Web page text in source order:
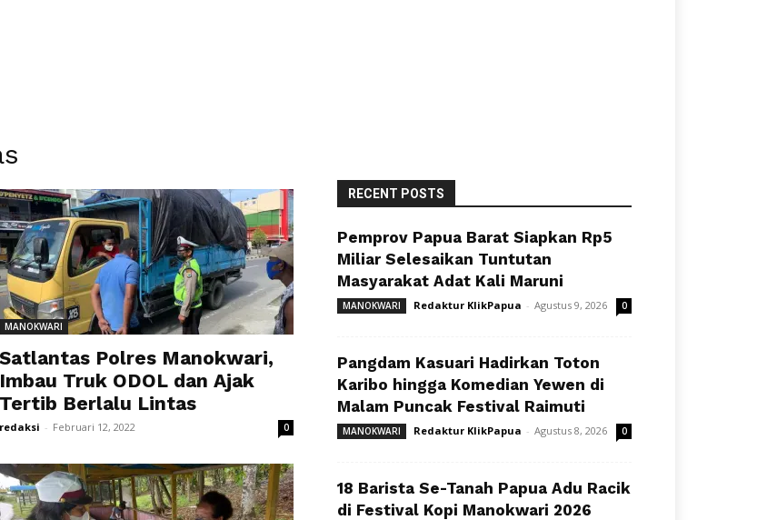
MANOKWARI
Satlantas Polres Manokwari,
Imbau Truk ODOL dan Ajak
Tertib Berlalu Lintas
redaksi - Februari 12, 2022 0
RECENT POSTS
Pemprov Papua Barat Siapkan Rp5
Miliar Selesaikan Tuntutan
Masyarakat Adat Kali Maruni
MANOKWARI Redaktur KlikPapua - Agustus 9, 2026 0
Pangdam Kasuari Hadirkan Toton
Karibo hingga Komedian Yewen di
Malam Puncak Festival Raimuti
MANOKWARI Redaktur KlikPapua - Agustus 8, 2026 0
18 Barista Se-Tanah Papua Adu Racik
di Festival Kopi Manokwari 2026